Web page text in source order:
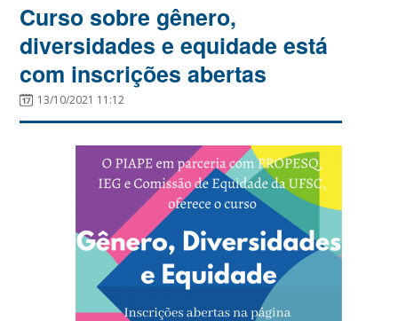
Curso sobre gênero,
diversidades e equidade está
com inscrições abertas
13/10/2021 11:12